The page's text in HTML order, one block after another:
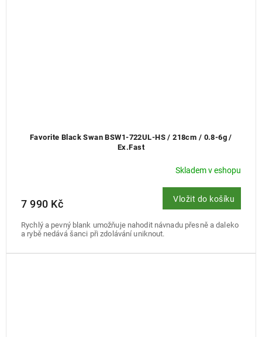
Favorite Black Swan BSW1-722UL-HS / 218cm / 0.8-6g /
Ex.Fast
Skladem v eshopu
7 990 Kč Vložit do košíku
Rychlý a pevný blank umožňuje nahodit návnadu přesně a daleko
a rybě nedává šanci při zdolávání uniknout.